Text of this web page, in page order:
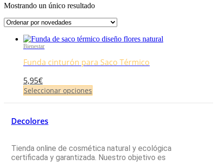
Mostrando un único resultado
Bienestar
Funda cinturón para Saco Térmico
5,95€
Seleccionar opciones
tiene
múltiples
opciones
se
Decolores
Tienda online de cosmética natural y ecológica
certificada y garantizada. Nuestro objetivo es